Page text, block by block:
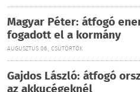
Magyar Péter: átfogó
fogadott el a kormány
AUGUSZTUS 06., CSÜTÖRTÖK
Gajdos László: átfogó